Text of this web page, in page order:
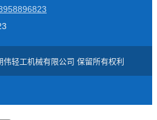
轻工机械有限公司 保留所有权利